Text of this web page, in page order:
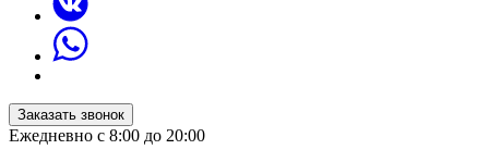
Заказать звонок
Ежедневно с 8:00 до 20:00